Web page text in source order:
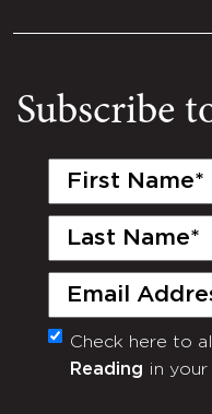
Subscribe
First
Last
Email
(Required)
Monthly
Newsletter
Check here to
Reading in